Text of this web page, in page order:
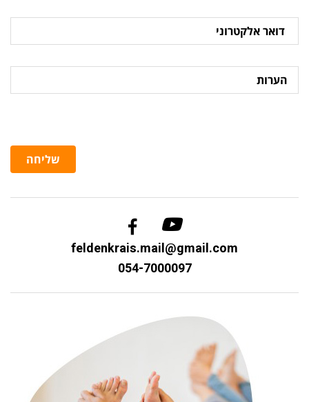
אלקטרוני
הערות
שליחה
feldenkrais.mail@gmail.com
054-7000097